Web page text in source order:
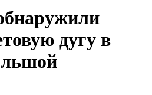
дугу в